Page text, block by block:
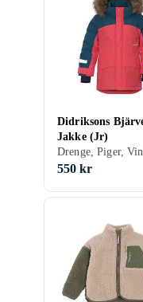
Didriksons
Jakke (Jr)
550 kr